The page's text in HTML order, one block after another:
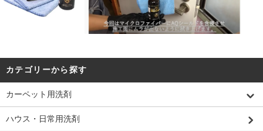
カテゴリーから探す
カーペット用洗剤
ハウス・日常用洗剤